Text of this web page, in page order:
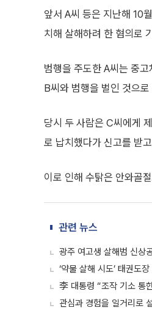
앞서 A씨 등은 지난해 10
치해 살해하려 한 혐의로
범행을 주도한 A씨는 중
B씨와 범행을 벌인 것으로
당시 두 사람은 C씨에게
로 납치했다가 신고를 받
이로 인해 수탉은 안와골
관련 뉴스
광주 여고생 살해범 신상
‘약물 살해 시도’ 태권도
李 대통령 “조작 기소 통
관심과 경험을 일거리로